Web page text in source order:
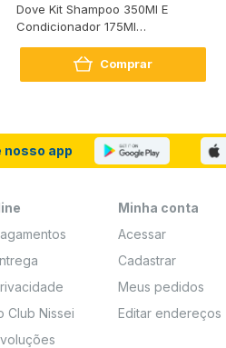
Dove Kit Shampoo 350Ml E
Condicionador 175Ml
Comprar
nosso app
Club Nissei
Minha conta
Acessar
Cadastrar
Meus pedidos
Editar endereços